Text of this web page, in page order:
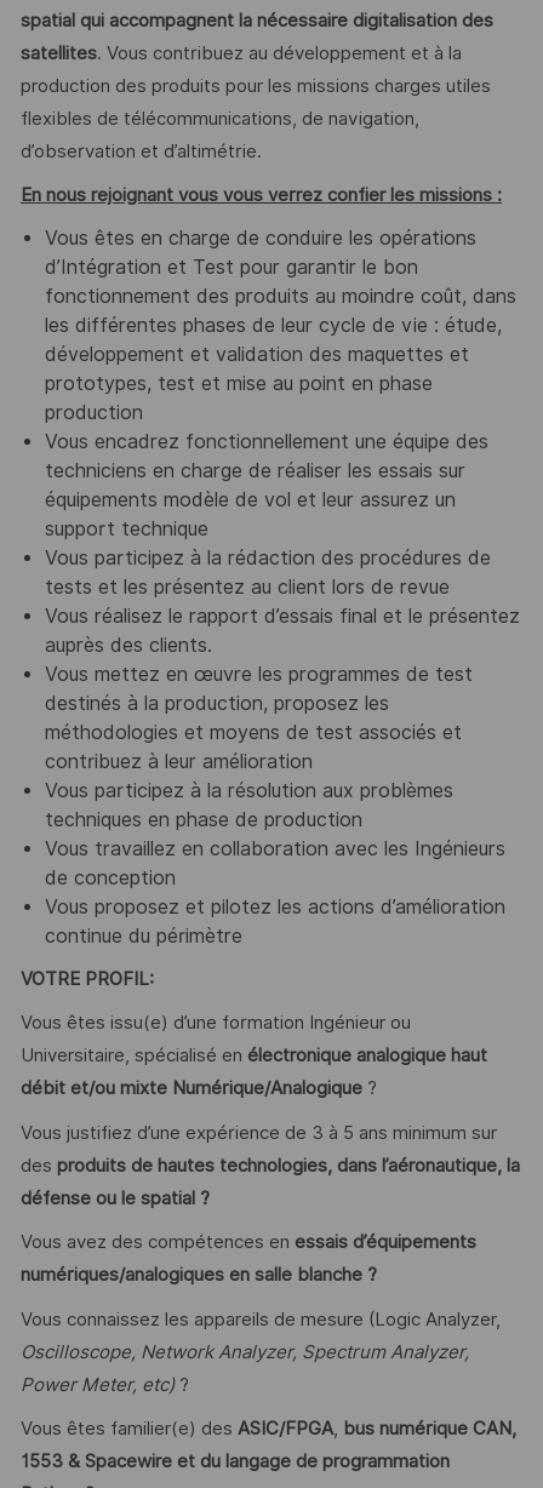
spatial qui accompagnent la nécessaire digitalisation des
satellites. Vous contribuez au développement et à la
production des produits pour les missions charges utiles
flexibles de télécommunications, de navigation,
d’observation et d’altimétrie.
En nous rejoignant vous vous verrez confier les missions :
Vous êtes en charge de conduire les opérations
d’Intégration et Test pour garantir le bon
fonctionnement des produits au moindre coût, dans
les différentes phases de leur cycle de vie : étude,
développement et validation des maquettes et
prototypes, test et mise au point en phase
production
Vous encadrez fonctionnellement une équipe des
techniciens en charge de réaliser les essais sur
équipements modèle de vol et leur assurez un
support technique
Vous participez à la rédaction des procédures de
tests et les présentez au client lors de revue
Vous réalisez le rapport d’essais final et le présentez
auprès des clients.
Vous mettez en œuvre les programmes de test
destinés à la production, proposez les
méthodologies et moyens de test associés et
contribuez à leur amélioration
Vous participez à la résolution aux problèmes
techniques en phase de production
Vous travaillez en collaboration avec les Ingénieurs
de conception
Vous proposez et pilotez les actions d’amélioration
continue du périmètre
VOTRE PROFIL:
Vous êtes issu(e) d’une formation Ingénieur ou
Universitaire, spécialisé en électronique analogique haut
débit et/ou mixte Numérique/Analogique?
Vous justifiez d’une expérience de 3 à 5 ans minimum sur
des produits de hautes technologies, dans l’aéronautique, la
défense ou le spatial ?
Vous avez des compétences en essais d’équipements
numériques/analogiques en salle blanche ?
Vous connaissez les appareils de mesure (Logic Analyzer,
Oscilloscope, Network Analyzer, Spectrum Analyzer,
Power Meter, etc)?
Vous êtes familier(e) des ASIC/FPGA, bus numérique CAN,
1553 & Spacewire et du langage de programmation